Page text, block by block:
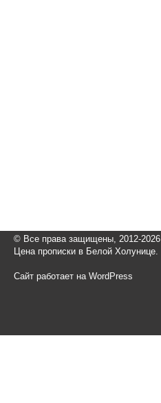
© Все права защищены, 2012-2026
Цена прописки в Белой Холунице.
Сайт работает на WordPress